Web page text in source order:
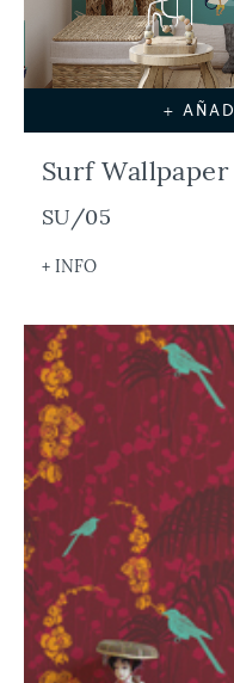
+
Surf
SU/05
+ INFO